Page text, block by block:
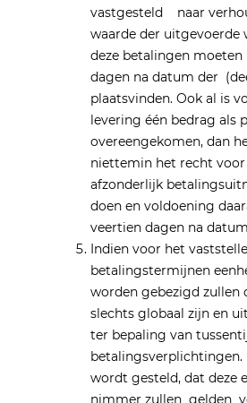
vastgesteld naar
waarde der uitgevoerde
deze betalingen
dagen na datum der
plaatsvinden. Ook al is
levering één bedrag als
overeengekomen, dan
niettemin het recht voor
afzonderlijk
doen en voldoening
veertien dagen na
Indien voor het
betalingstermijnen
worden gebezigd zullen
slechts globaal zijn en
ter bepaling van
wordt gesteld, dat deze
nimmer zullen gelden